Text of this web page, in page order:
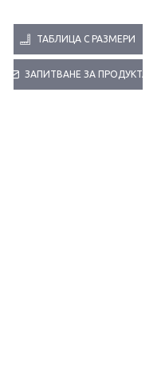
ТАБЛИЦА С РАЗМЕРИ
ЗАПИТВАНЕ ЗА ПРОДУКТА